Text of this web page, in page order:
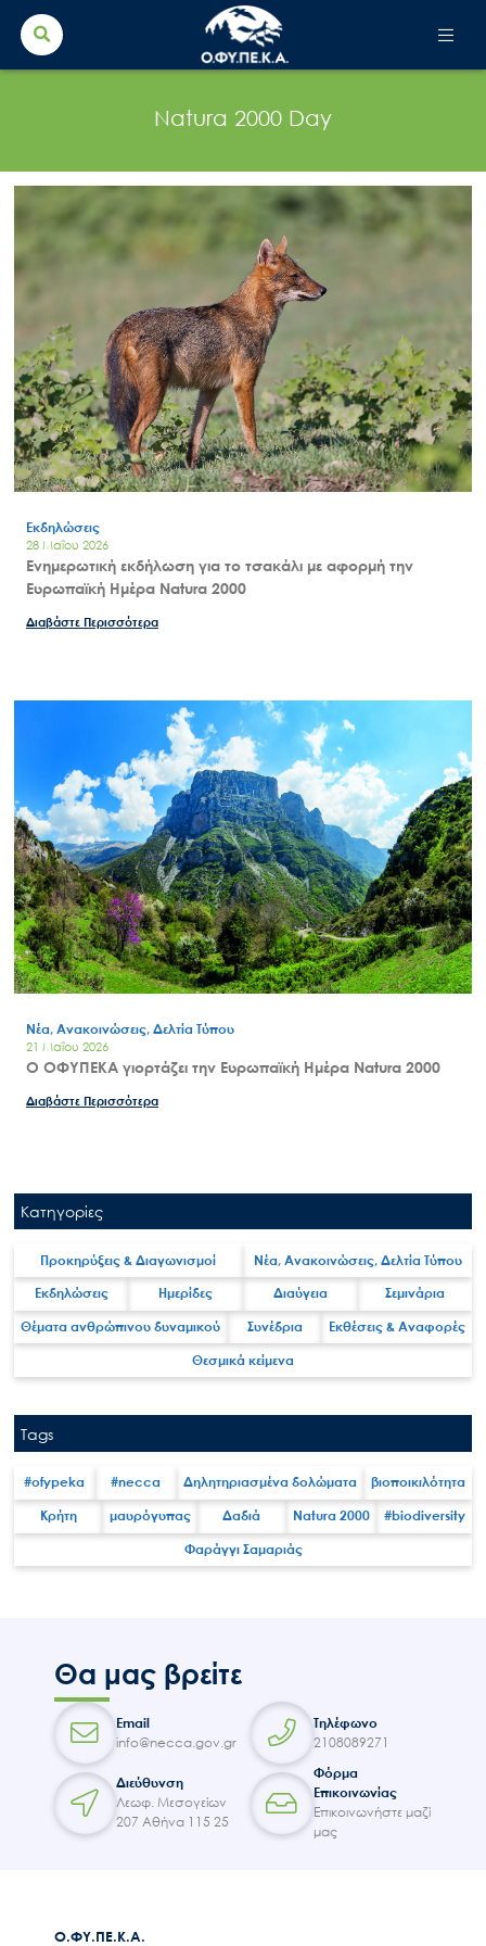
Search
for:
Ο.ΦΥ.ΠΕ.Κ.Α.
Νέα – Δημοσιότητα
Άξονες δράσης
Μ.Δ.Π.Π.
Επικοινωνία
Natura 2000 Day
Εκδηλώσεις
28 Μαΐου 2026
Ενημερωτική εκδήλωση για το τσακάλι με αφορμή την
Ευρωπαϊκή Ημέρα Natura 2000
Διαβάστε Περισσότερα
Νέα, Ανακοινώσεις, Δελτία Τύπου
21 Μαΐου 2026
Ο ΟΦΥΠΕΚΑ γιορτάζει την Ευρωπαϊκή Ημέρα Natura 2000
Διαβάστε Περισσότερα
Κατηγορίες
Προκηρύξεις & Διαγωνισμοί Νέα, Ανακοινώσεις, Δελτία Τύπου
Εκδηλώσεις Ημερίδες Διαύγεια Σεμινάρια
Θέματα ανθρώπινου δυναμικού Συνέδρια Εκθέσεις & Αναφορές
Θεσμικά κείμενα
Tags
#ofypeka #necca Δηλητηριασμένα δολώματα βιοποικιλότητα
Κρήτη μαυρόγυπας Δαδιά Natura 2000 #biodiversity
Φαράγγι Σαμαριάς
Θα μας βρείτε
Email
info@necca.gov.gr
Τηλέφωνο
2108089271
Διεύθυνση
Λεωφ. Μεσογείων
207 Αθήνα 115 25
Φόρμα
Επικοινωνίας
Επικοινωνήστε μαζί
μας
Ο.ΦΥ.ΠΕ.Κ.Α.